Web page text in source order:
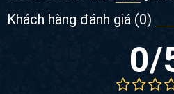
Khách hàng đánh giá (0)
0/